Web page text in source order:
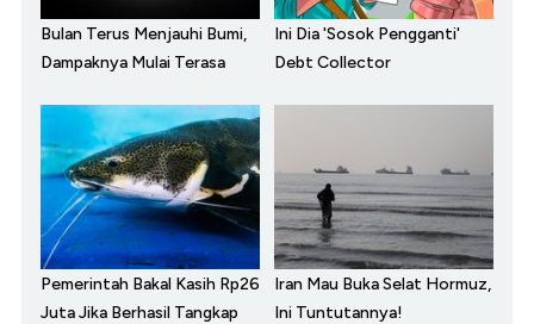
Bulan Terus Menjauhi Bumi,
Dampaknya Mulai Terasa
Ini Dia 'Sosok Pengganti'
Debt Collector
Pemerintah Bakal Kasih Rp26
Juta Jika Berhasil Tangkap
Iran Mau Buka Selat Hormuz,
Ini Tuntutannya!